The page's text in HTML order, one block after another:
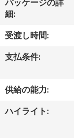
に
つ
い
パッケージの詳
細:
受渡し時間:
支払条件:
供給の能力:
ハイライト: